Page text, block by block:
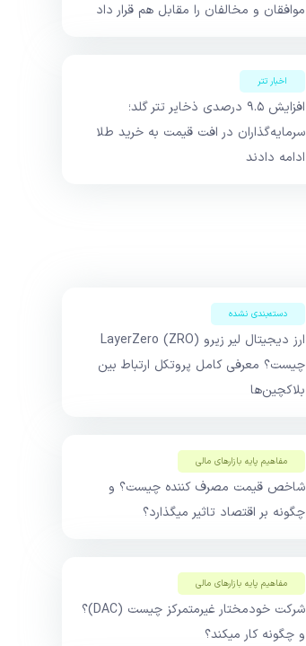
موافقان و مخالفان را مقابل هم قرار داد
اخبار تتر
افزایش ۹.۵ درصدی ذخایر تتر گلد؛
سرمایه‌گذاران در افت قیمت به خرید طلا
ادامه دادند
دسته‌بندی نشده
ارز دیجیتال لیر زیرو LayerZero (ZRO)
چیست؟ معرفی کامل پروتکل ارتباط بین
بلاکچین‌ها
مفاهیم پایه بازار‌های مالی
شاخص قیمت مصرف کننده چیست؟ و
چگونه بر اقتصاد تاثیر میگذارد؟
مفاهیم پایه بازار‌های مالی
شرکت خودمختار غیرمتمرکز چیست (DAC)؟
و چگونه کار میکند؟